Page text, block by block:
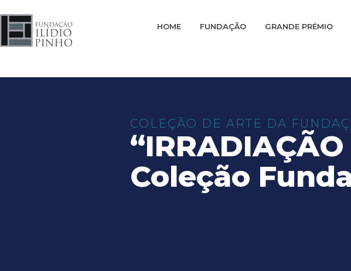
HOME FUNDAÇÃO GRANDE PRÉMIO
COLEÇÃO DE ARTE DA
Coleção